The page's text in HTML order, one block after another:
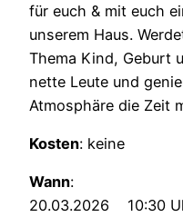
für euch & mit euch
unserem Haus.
Thema Kind, Geburt
nette Leute und
Atmosphäre die Zeit
Kosten: keine
Wann:
20.03.2026 10:30